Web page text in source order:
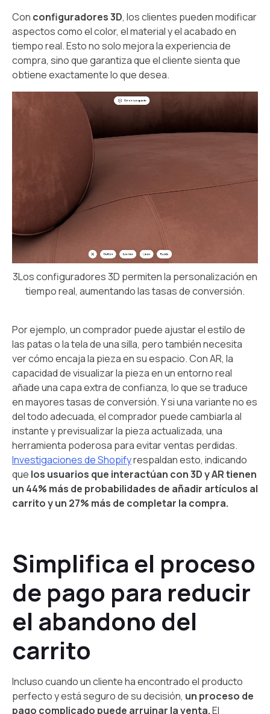
Con configuradores 3D, los clientes pueden modificar
aspectos como el color, el material y el acabado en
tiempo real. Esto no solo mejora la experiencia de
compra, sino que garantiza que el cliente sienta que
obtiene exactamente lo que desea.
3Los configuradores 3D permiten la personalización en
tiempo real, aumentando las tasas de conversión.
Por ejemplo, un comprador puede ajustar el estilo de
las patas o la tela de una silla, pero también necesita
ver cómo encaja la pieza en su espacio. Con AR, la
capacidad de visualizar la pieza en un entorno real
añade una capa extra de confianza, lo que se traduce
en mayores tasas de conversión. Y si una variante no es
del todo adecuada, el comprador puede cambiarla al
instante y previsualizar la pieza actualizada, una
herramienta poderosa para evitar ventas perdidas.
Investigaciones de Shopifyrespaldan esto, indicando
que los usuarios que interactúan con 3D y AR tienen
un 44% más de probabilidades de añadir artículos al
carrito y un 27% más de completar la compra.
Simplifica el proceso
de pago para reducir
el abandono del
carrito
Incluso cuando un cliente ha encontrado el producto
perfecto y está seguro de su decisión, un proceso de
pago complicado puede arruinar la venta.El